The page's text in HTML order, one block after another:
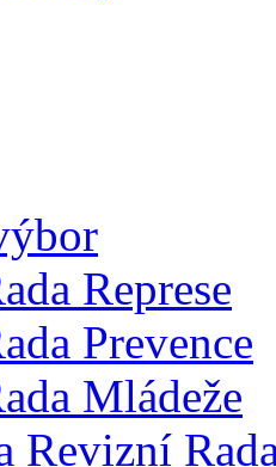
Represe
Prevence
Mládeže
Revizní